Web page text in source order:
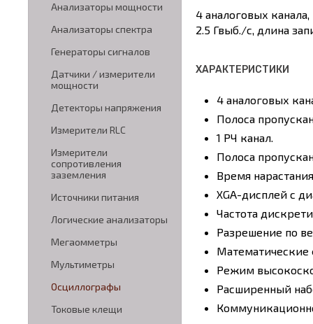
Анализаторы мощности
Анализаторы спектра
Генераторы сигналов
Датчики / измерители
мощности
Детекторы напряжения
Измерители RLC
Измерители
сопротивления
заземления
Источники питания
Логические анализаторы
Мегаомметры
Мультиметры
Осциллографы
Токовые клещи
4 аналоговых
2.5 Гвыб./с, длина
ХАРАКТЕРИСТИКИ
4 аналоговых
Полоса
1 РЧ канал.
Полоса
Время
XGA-дисплей с
Частота
Разрешение по
Режим
Расширенный